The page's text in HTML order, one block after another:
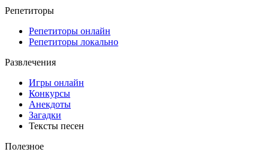
Репетиторы
Репетиторы онлайн
Репетиторы локально
Развлечения
Игры онлайн
Конкурсы
Анекдоты
Загадки
Тексты песен
Полезное